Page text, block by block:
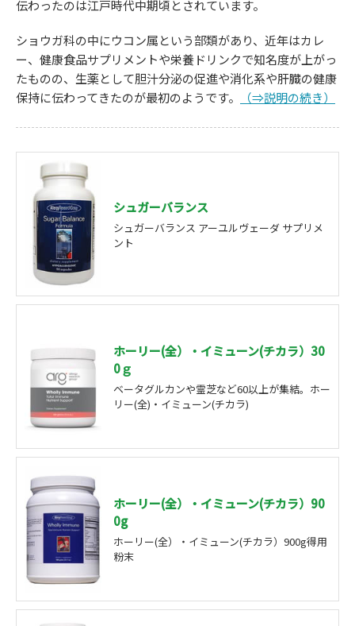
伝わったのは江戸時代中期頃とされています。
ショウガ科の中にウコン属という部類があり、近年はカレ
ー、健康食品サプリメントや栄養ドリンクで知名度が上がっ
たものの、生薬として胆汁分泌の促進や消化系や肝臓の健康
保持に伝わってきたのが最初のようです。
（⇒説明の続き）
シュガーバランス
シュガーバランス アーユルヴェーダ サプリメ
ント
ホーリー(全）・イミューン(チカラ）30
0ｇ
ベータグルカンや霊芝など60以上が集結。ホー
リー(全)・イミューン(チカラ)
ホーリー(全）・イミューン(チカラ）90
0g
ホーリー(全）・イミューン(チカラ）900g得用
粉末